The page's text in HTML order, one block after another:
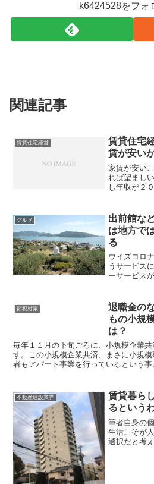
k6424528をフォ
関連記事
賃貸住宅経営
賃貸住宅
賃が安い
家賃が安い
れば望まし
し年収が２
たしかに家
生じても、
グルメ
出前館な
は地方で
る
ウイズコロ
うサービス
ーサービス
どをうまく
く抑えるこ
節税対策
退職金の
もの小規
は？
毎年１１月の下旬ごろに、小規模企業
す。この小規模企業共済、まさに小規
者もアパート事業を行っているという
不動産建設業界
賃貸暮ら
るという
筆者自身の
生活こそが
選択だと考